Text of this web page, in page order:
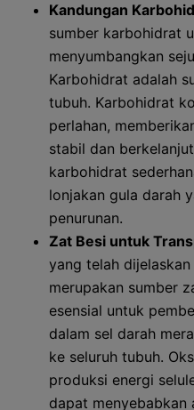
Kandungan
sumber karbohidrat
menyumbangkan
Karbohidrat adalah
tubuh. Karbohidrat
perlahan,
stabil dan
karbohidrat
lonjakan gula darah
penurunan.
Zat Besi untuk
yang telah
merupakan sumber
esensial untuk
dalam sel darah
ke seluruh tubuh.
produksi energi
dapat menyebabkan